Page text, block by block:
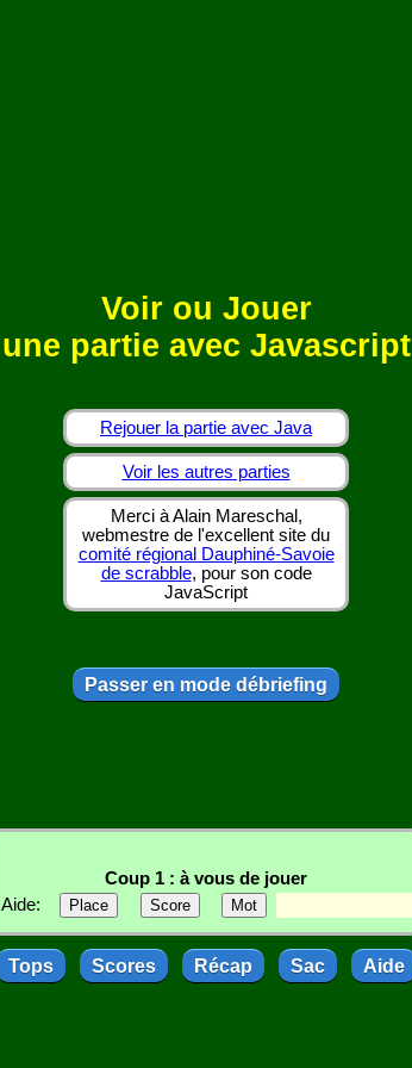
Voir ou Jouer
une partie avec Javascript
Rejouer la partie avec Java
Voir les autres parties
Merci à Alain Mareschal,
webmestre de l'excellent site du
comité régional Dauphiné-Savoie
de scrabble, pour son code
JavaScript
Passer en mode débriefing
Coup 1 : à vous de jouer
Aide:
Tops Scores Récap Sac Aide